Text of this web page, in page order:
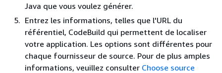
Java que vous voulez générer.
Entrez les informations, telles que l'URL du
référentiel, CodeBuild qui permettent de localiser
votre application. Les options sont différentes pour
chaque fournisseur de source. Pour de plus amples
informations, veuillez consulter Choose source